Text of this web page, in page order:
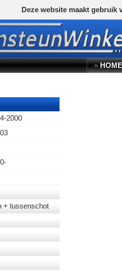
»
2000
+ tussenschot
Deze website maakt gebruik